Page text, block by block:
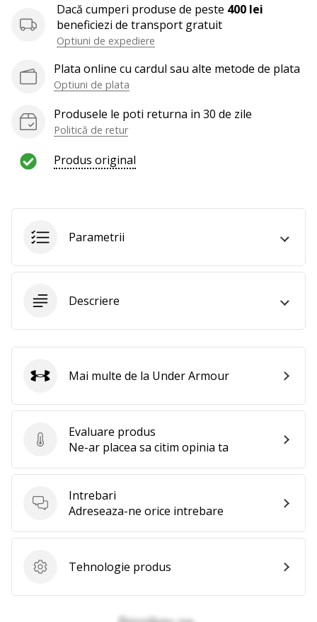
Dacă cumperi produse de peste 400 lei
beneficiezi de transport gratuit
Optiuni de expediere
Plata online cu cardul sau alte metode de plata
Optiuni de plata
Produsele le poti returna in 30 de zile
Politică de retur
Produs original
Parametrii
Descriere
Evaluare produs
Evaluare produs
Ne-ar placea sa citim opinia ta
Intrebari
Intrebari
Adreseaza-ne orice intrebare
Tehnologie produs
Tehnologie produs
Under Armour
Mai multe de la Under Armour